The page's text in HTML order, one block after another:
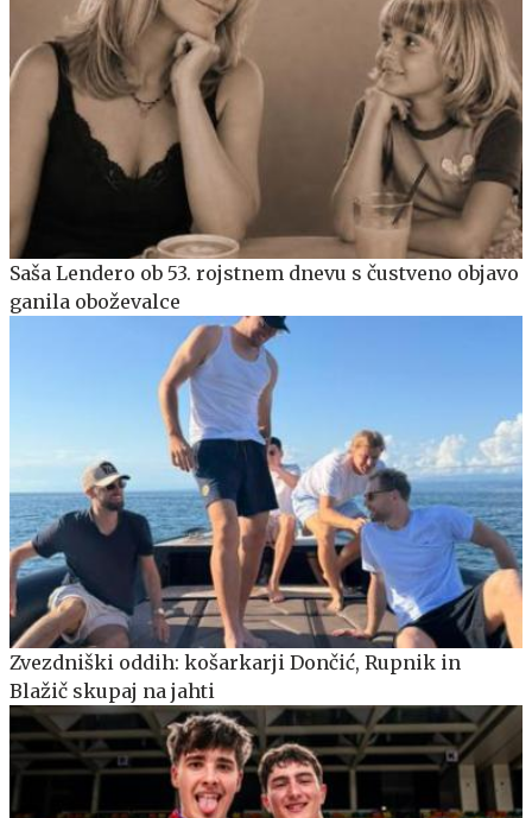
Saša Lendero ob 53. rojstnem dnevu s čustveno objavo
ganila oboževalce
Zvezdniški oddih: košarkarji Dončić, Rupnik in
Blažič skupaj na jahti